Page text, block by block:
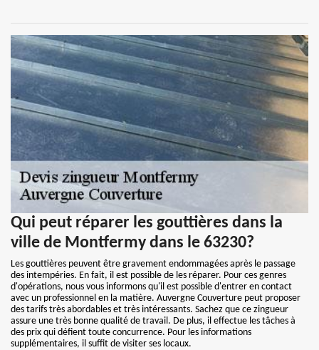
Qui peut réparer les gouttières dans la
ville de Montfermy dans le 63230?
Les gouttières peuvent être gravement endommagées après le passage
des intempéries. En fait, il est possible de les réparer. Pour ces genres
d'opérations, nous vous informons qu'il est possible d'entrer en contact
avec un professionnel en la matière. Auvergne Couverture peut proposer
des tarifs très abordables et très intéressants. Sachez que ce zingueur
assure une très bonne qualité de travail. De plus, il effectue les tâches à
des prix qui défient toute concurrence. Pour les informations
supplémentaires, il suffit de visiter ses locaux.